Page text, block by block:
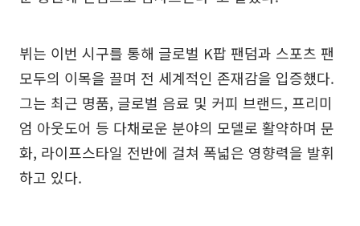
뷔는 이번 시구를 통해 글로벌 K팝 팬덤과 스포츠 팬
모두의 이목을 끌며 전 세계적인 존재감을 입증했다.
그는 최근 명품, 글로벌 음료 및 커피 브랜드, 프리미
엄 아웃도어 등 다채로운 분야의 모델로 활약하며 문
화, 라이프스타일 전반에 걸쳐 폭넓은 영향력을 발휘
하고 있다.